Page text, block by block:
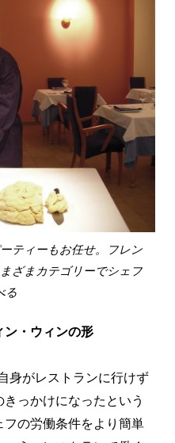
ティーもお任せ。フレン
ざまカテゴリーでシェフ
る
ン・ウィンの形
身がレストランに行けず
っかけになったという
の労働条件をより簡単